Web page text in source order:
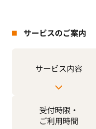
サービスのご案内
サービス内容
受付時限・
ご利用時間